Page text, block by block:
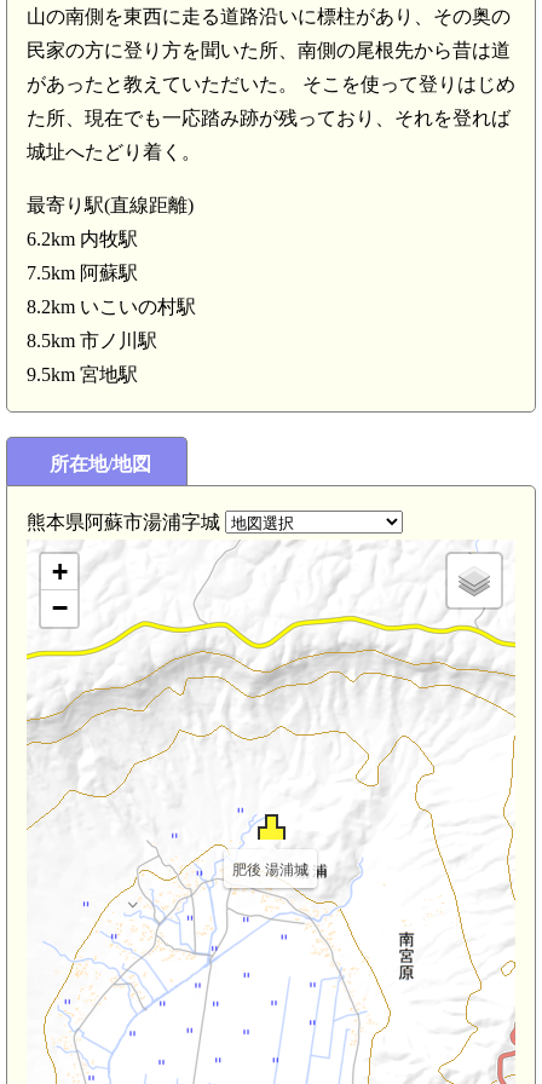
山の南側を東西に走る道路沿いに標柱があり、その奥の
民家の方に登り方を聞いた所、南側の尾根先から昔は道
があったと教えていただいた。 そこを使って登りはじめ
た所、現在でも一応踏み跡が残っており、それを登れば
城址へたどり着く。
最寄り駅(直線距離)
6.2km 内牧駅
7.5km 阿蘇駅
8.2km いこいの村駅
8.5km 市ノ川駅
9.5km 宮地駅
所在地/地図
熊本県阿蘇市湯浦字城
肥後 湯浦城
+
−